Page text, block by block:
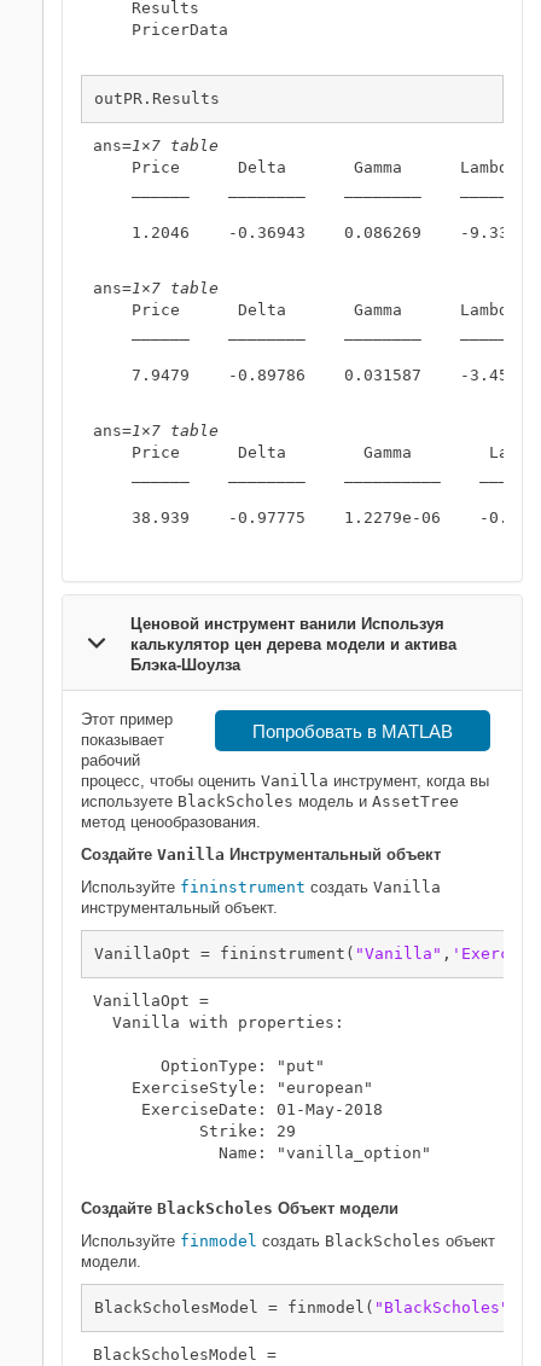
    Results
    PricerData
outPR.Results
ans=1×7 table
Price      Delta       Gamma      Lambda
1.2046    -0.36943    0.086269    -9.3396
ans=1×7 table
Price      Delta       Gamma      Lambda
7.9479    -0.89786    0.031587    -3.4532
ans=1×7 table
Price      Delta        Gamma
38.939    -0.97775    1.2279e-06    -
Ценовой инструмент ванили Используя
калькулятор цен дерева модели и актива
Блэка-Шоулза
Попробовать в MATLAB
Этот пример
показывает
рабочий
процесс, чтобы оценить Vanilla инструмент, когда вы
используете BlackScholes модель и AssetTree
метод ценообразования.
Создайте Vanilla Инструментальный объект
Используйте fininstrument создать Vanilla
инструментальный объект.
VanillaOpt = fininstrument( "Vanilla" ,
VanillaOpt =
  Vanilla with properties:
       OptionType: "put"
    ExerciseStyle: "european"
     ExerciseDate: 01-May-2018
           Strike: 29
             Name: "vanilla_option"
Создайте BlackScholes Объект модели
Используйте finmodel создать BlackScholes объект
модели.
BlackScholesModel = finmodel( "BlackScholes"
BlackScholesModel =